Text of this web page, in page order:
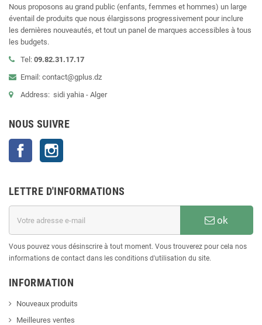
Nous proposons au grand public (enfants, femmes et hommes) un large
éventail de produits que nous élargissons progressivement pour inclure
les dernières nouveautés, et tout un panel de marques accessibles à tous
les budgets.
Tel: 09.82.31.17.17
Email: contact@gplus.dz
Address: sidi yahia - Alger
NOUS SUIVRE
Facebook
LETTRE D'INFORMATIONS
ok
Vous pouvez vous désinscrire à tout moment. Vous trouverez pour cela nos
informations de contact dans les conditions d'utilisation du site.
INFORMATION
Nouveaux produits
Meilleures ventes